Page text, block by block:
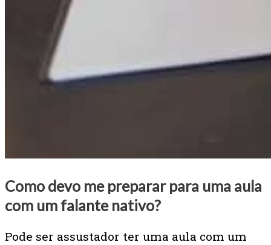
Como devo me preparar para uma aula
com um falante nativo?
Pode ser assustador ter uma aula com um